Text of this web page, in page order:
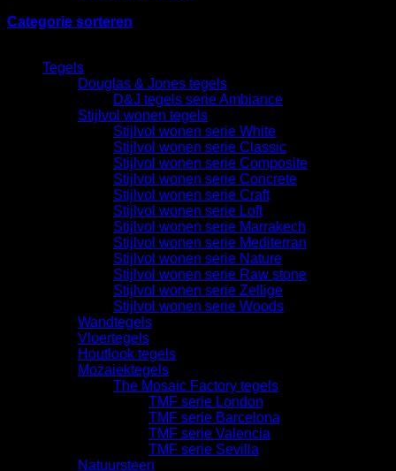
Categorie sorteren
Tegels
Douglas & Jones tegels
D&J tegels serie Ambiance
Stijlvol wonen tegels
Stijlvol wonen serie White
Stijlvol wonen serie Classic
Stijlvol wonen serie Composite
Stijlvol wonen serie Concrete
Stijlvol wonen serie Craft
Stijlvol wonen serie Loft
Stijlvol wonen serie Marrakech
Stijlvol wonen serie Mediterran
Stijlvol wonen serie Nature
Stijlvol wonen serie Raw stone
Stijlvol wonen serie Zellige
Stijlvol wonen serie Woods
Wandtegels
Vloertegels
Houtlook tegels
Mozaiektegels
The Mosaic Factory tegels
TMF serie London
TMF serie Barcelona
TMF serie Valencia
TMF serie Sevilla
Natuursteen